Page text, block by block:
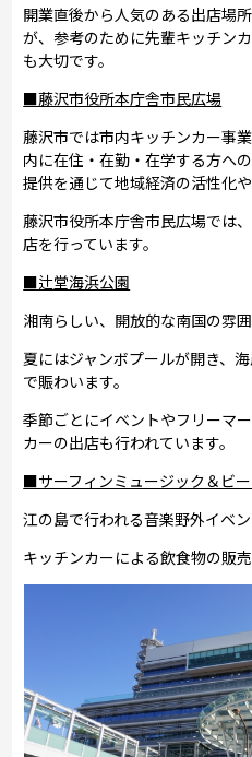
開業直後から人気のある出店場
が、参考のために先輩キッチン
も大切です。
■藤沢市役所本庁舎市民広場
藤沢市では市内キッチンカー事
内に在住・在勤・在学する方へ
提供を通じて地域経済の活性化
藤沢市役所本庁舎市民広場では
店を行っています。
■辻堂海浜公園
湘南らしい、開放的な南国の雰
夏にはジャンボプールが開き、
で賑わいます。
季節ごとにイベントやフリーマ
カーの出店も行われています。
■サーフィンミュージック＆ビ
江の島で行われる音楽野外イベン
キッチンカーによる飲食物の販売